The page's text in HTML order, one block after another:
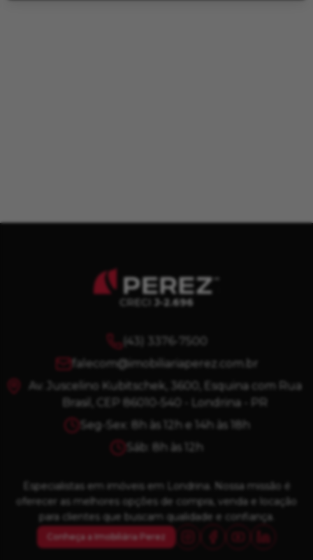
CRECI J-2.696
(43) 3376-7500
falecom@imobiliariaperez.com.br
Av. Juscelino Kubitschek, 3600, Esquina com Rua
Brasil, CEP 86010-540 - Londrina - PR
Seg-Sex: 8h às 12h e 14h às 18h
Sáb: 8h às 12h
Especialistas em imóveis em Londrina. Nossa missão é
oferecer as melhores opções de compra, venda e locação
para clientes que buscam qualidade e confiança.
Conheça a Imobiliária Perez